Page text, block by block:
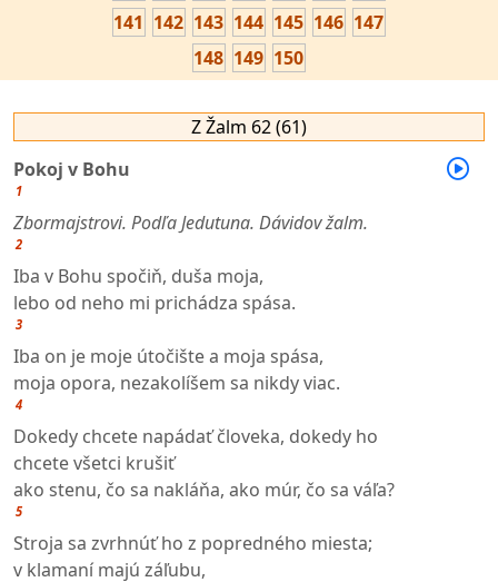
141 142 143 144 145 146 147
148 149 150
Z Žalm 62 (61)
Pokoj v Bohu
1
Zbormajstrovi. Podľa Jedutuna. Dávidov žalm.
2
Iba v Bohu spočiň, duša moja,
lebo od neho mi prichádza spása.
3
Iba on je moje útočište a moja spása,
moja opora, nezakolíšem sa nikdy viac.
4
Dokedy chcete napádať človeka, dokedy ho
chcete všetci krušiť
ako stenu, čo sa nakláňa, ako múr, čo sa váľa?
5
Stroja sa zvrhnúť ho z popredného miesta;
v klamaní majú záľubu,